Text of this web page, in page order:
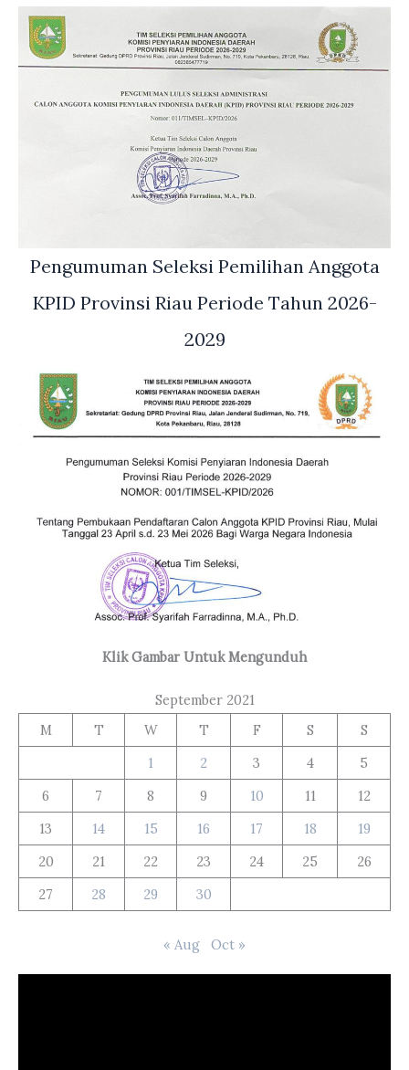
Pengumuman Seleksi Pemilihan Anggota
KPID Provinsi Riau Periode Tahun 2026-
2029
Klik Gambar Untuk Mengunduh
September 2021
M
T W T F S
S
1
2 3 4
5
6
7 8 9 10 11
12
13
14 15 16 17 18
19
20
21 22 23 24 25
26
27
28 29 30
« Aug Oct »